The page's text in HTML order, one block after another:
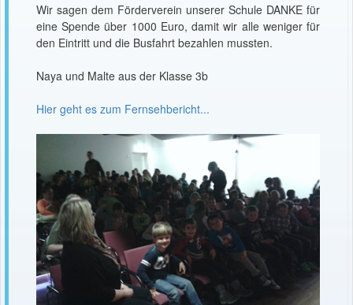
Wir sagen dem Förderverein unserer Schule DANKE für
eine Spende über 1000 Euro, damit wir alle weniger für
den Eintritt und die Busfahrt bezahlen mussten.
Naya und Malte aus der Klasse 3b
Hier geht es zum Fernsehbericht...